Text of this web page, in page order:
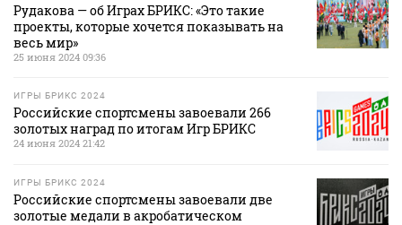
Рудакова — об Играх БРИКС: «Это такие
проекты, которые хочется показывать на
весь мир»
25 июня 2024 09:36
ИГРЫ БРИКС 2024
Российские спортсмены завоевали 266
золотых наград по итогам Игр БРИКС
24 июня 2024 21:42
ИГРЫ БРИКС 2024
Российские спортсмены завоевали две
золотые медали в акробатическом